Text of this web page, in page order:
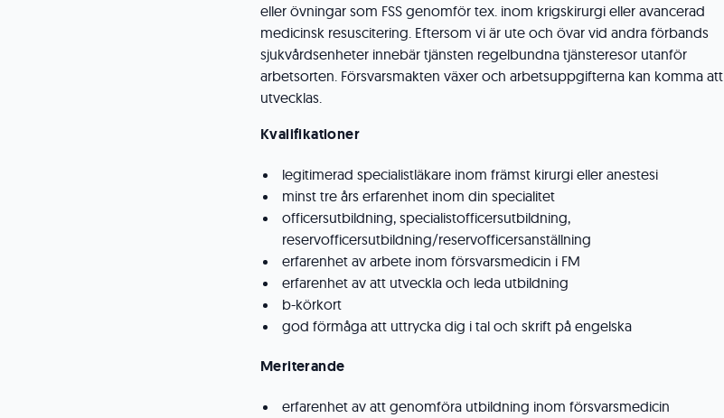
eller övningar som FSS genomför tex. inom krigskirurgi eller avancerad
medicinsk resuscitering. Eftersom vi är ute och övar vid andra förbands
sjukvårdsenheter innebär tjänsten regelbundna tjänsteresor utanför
arbetsorten. Försvarsmakten växer och arbetsuppgifterna kan komma att
utvecklas.
Kvalifikationer
legitimerad specialistläkare inom främst kirurgi eller anestesi
minst tre års erfarenhet inom din specialitet
officersutbildning, specialistofficersutbildning,
reservofficersutbildning/reservofficersanställning
erfarenhet av arbete inom försvarsmedicin i FM
erfarenhet av att utveckla och leda utbildning
b-körkort
god förmåga att uttrycka dig i tal och skrift på engelska
Meriterande
erfarenhet av att genomföra utbildning inom försvarsmedicin